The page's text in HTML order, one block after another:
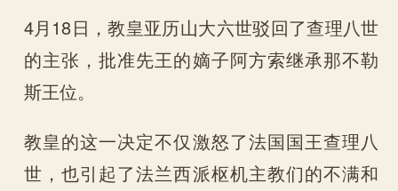
4月18日，教皇亚历山大六世驳回了查理八世
的主张，批准先王的嫡子阿方索继承那不勒
斯王位。
教皇的这一决定不仅激怒了法国国王查理八
世，也引起了法兰西派枢机主教们的不满和